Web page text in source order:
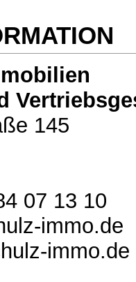
145
07 13 10
immo.de
immo.de